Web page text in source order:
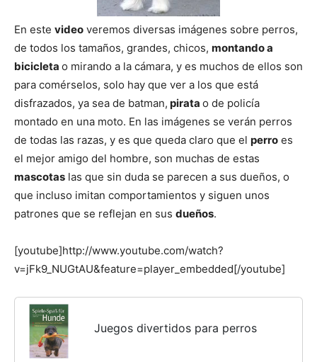
de
Perros
–
En este video veremos diversas imágenes sobre perros,
de todos los tamaños, grandes, chicos, montando a
bicicleta o mirando a la cámara, y es muchos de ellos son
para comérselos, solo hay que ver a los que está
disfrazados, ya sea de batman, pirata o de policía
montado en una moto. En las imágenes se verán perros
de todas las razas, y es que queda claro que el perro es
el mejor amigo del hombre, son muchas de estas
mascotas las que sin duda se parecen a sus dueños, o
que incluso imitan comportamientos y siguen unos
patrones que se reflejan en sus dueños.
[youtube]http://www.youtube.com/watch?
v=jFk9_NUGtAU&feature=player_embedded[/youtube]
Juegos divertidos para perros